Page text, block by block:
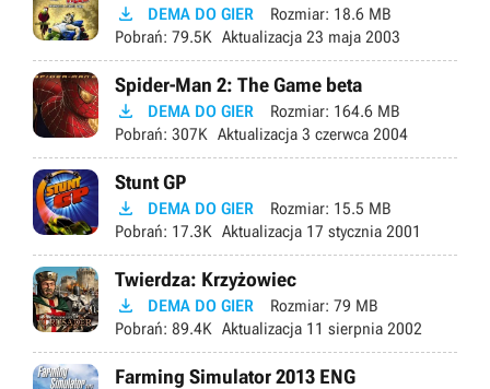
 DEMA DO GIER Rozmiar: 18.6 MB
Pobrań: 79.5K Aktualizacja 23 maja 2003
Spider-Man 2: The Game beta
 DEMA DO GIER Rozmiar: 164.6 MB
Pobrań: 307K Aktualizacja 3 czerwca 2004
Stunt GP
 DEMA DO GIER Rozmiar: 15.5 MB
Pobrań: 17.3K Aktualizacja 17 stycznia 2001
Twierdza: Krzyżowiec
 DEMA DO GIER Rozmiar: 79 MB
Pobrań: 89.4K Aktualizacja 11 sierpnia 2002
Farming Simulator 2013 ENG